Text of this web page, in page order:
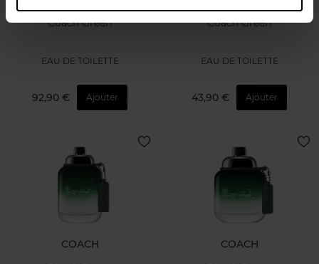
Coach Green
EAU DE TOILETTE
92,90 € Ajouter
Coach Green
EAU DE TOILETTE
43,90 € Ajouter
COACH COACH